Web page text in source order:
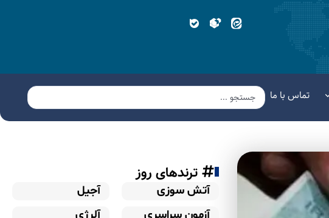
تماس با ما
ترندهای روز
آتش سوزی
آجیل